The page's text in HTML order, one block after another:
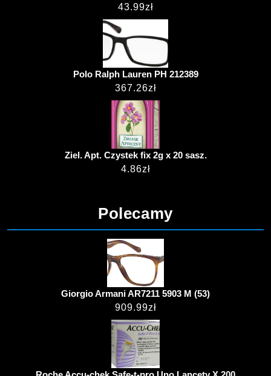
43.99zł
Polo Ralph Lauren PH 212389
367.26zł
Ziel. Apt. Czystek fix 2g x 20 sasz.
4.86zł
Polecamy
Giorgio Armani AR7211 5903 M (53)
909.99zł